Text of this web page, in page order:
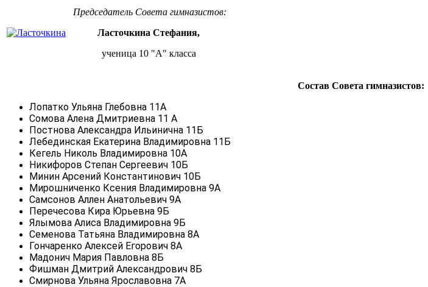
Председатель Совета гимназистов:
Ласточкина Стефания,
ученица 10 "А" класса
Состав Совета гимназистов:
Лопатко Ульяна Глебовна 11А
Сомова Алена Дмитриевна 11 А
Постнова Александра Ильинична 11Б
Лебединская Екатерина Владимировна 11Б
Кегель Николь Владимировна 10А
Никифоров Степан Сергеевич 10Б
Минин Арсений Константинович 10Б
Мирошниченко Ксения Владимировна 9А
Самсонов Аллен Анатольевич 9А
Перечесова Кира Юрьевна 9Б
Ялымова Алиса Владимировна 9Б
Семенова Татьяна Владимировна 8А
Гончаренко Алексей Егорович 8А
Мадонич Мария Павловна 8Б
Фишман Дмитрий Александрович 8Б
Смирнова Ульяна Ярославовна 7А